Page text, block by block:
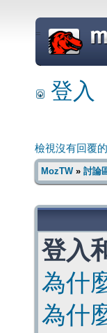
=
登入
檢視沒有回覆
MozTW» 討論
登入
為什
為什